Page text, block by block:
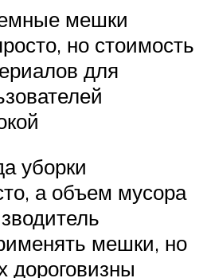
мешки
но стоимость
для
уборки
а объем мусора
мешки, но
дороговизны